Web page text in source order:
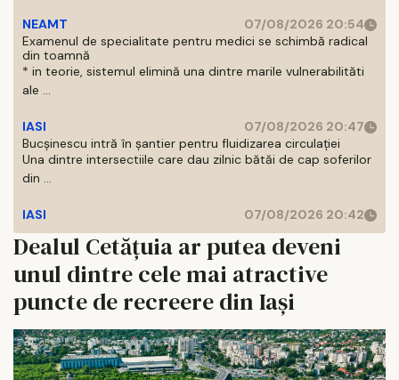
NEAMT
07/08/2026 20:54
Examenul de specialitate pentru medici se schimbă radical
din toamnă
* in teorie, sistemul elimină una dintre marile vulnerabilităti
ale ...
IASI
07/08/2026 20:47
Bucșinescu intră în șantier pentru fluidizarea circulației
Una dintre intersectiile care dau zilnic bătăi de cap soferilor
din ...
IASI 07/08/2026 20:42
Dealul Cetățuia ar putea deveni
unul dintre cele mai atractive
puncte de recreere din Iași